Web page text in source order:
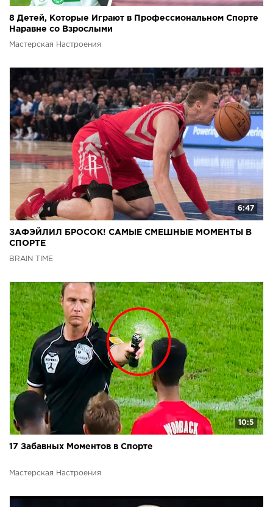
8 Детей, Которые Играют в Профессиональном Спорте
Наравне со Взрослыми
Мастерская Настроения
6:47
ЗАФЭЙЛИЛ БРОСОК! САМЫЕ СМЕШНЫЕ МОМЕНТЫ В
СПОРТЕ
BRAIN TIME
10:5
17 Забавных Моментов в Спорте
Мастерская Настроения